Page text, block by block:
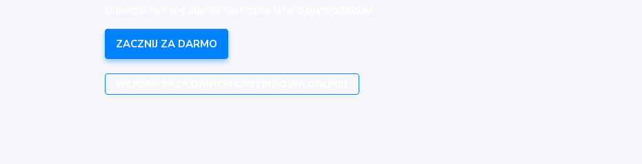
ZACZNIJ ZA DARMO